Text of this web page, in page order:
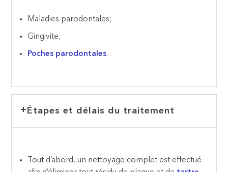
Maladies parodontales;
Gingivite;
Poches parodontales.
Étapes et délais du traitement
Tout d’abord, un nettoyage complet est effectué